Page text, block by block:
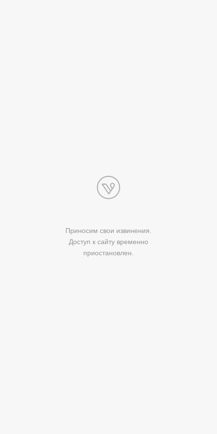
Приносим свои извинения.
Доступ к сайту временно
приостановлен.